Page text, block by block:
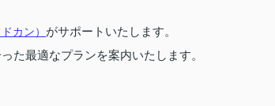
カン） がサポートいたします。
た最適なプランを案内いたします。